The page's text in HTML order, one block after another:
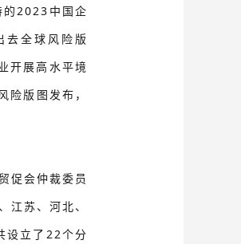
的2023中国企
全球风险版
开展高水平境
版图发布，
促会仲裁委员
苏、河北、
设立了22个分